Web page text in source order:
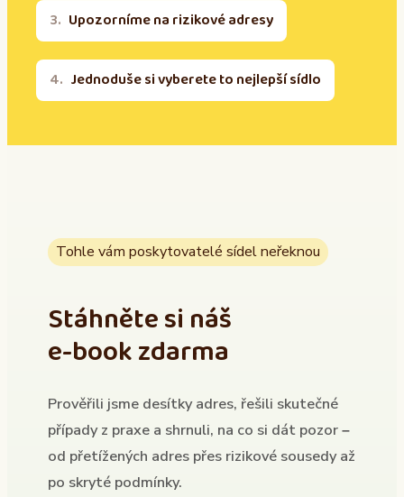
Upozorníme na rizikové adresy
Jednoduše si vyberete to nejlepší sídlo
Tohle vám poskytovatelé sídel neřeknou
Stáhněte si náš
e-book zdarma
Prověřili jsme desítky adres, řešili skutečné
případy z praxe a shrnuli, na co si dát pozor –
od přetížených adres přes rizikové sousedy až
po skryté podmínky.